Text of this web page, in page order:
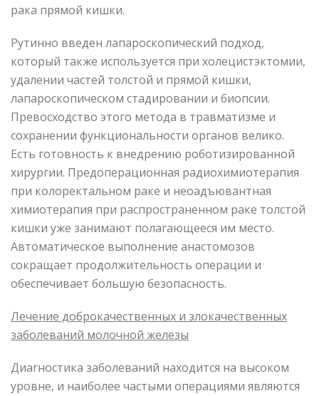
рака прямой кишки.
Рутинно введен лапароскопический подход,
который также используется при холецистэктомии,
удалении частей толстой и прямой кишки,
лапароскопическом стадировании и биопсии.
Превосходство этого метода в травматизме и
сохранении функциональности органов велико.
Есть готовность к внедрению роботизированной
хирургии. Предоперационная радиохимиотерапия
при колоректальном раке и неоадъювантная
химиотерапия при распространенном раке толстой
кишки уже занимают полагающееся им место.
Автоматическое выполнение анастомозов
сокращает продолжительность операции и
обеспечивает большую безопасность.
Лечение доброкачественных и злокачественных
заболеваний молочной железы
Диагностика заболеваний находится на высоком
уровне, и наиболее частыми операциями являются